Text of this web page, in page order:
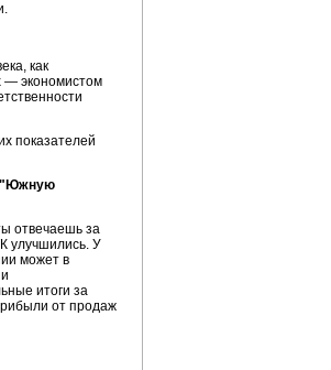
как
— экономистом
показателей
"Южную
отвечаешь за
улучшились. У
может в
итоги за
от продаж